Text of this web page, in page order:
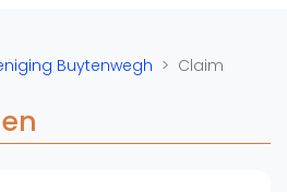
Buytenwegh
Claim